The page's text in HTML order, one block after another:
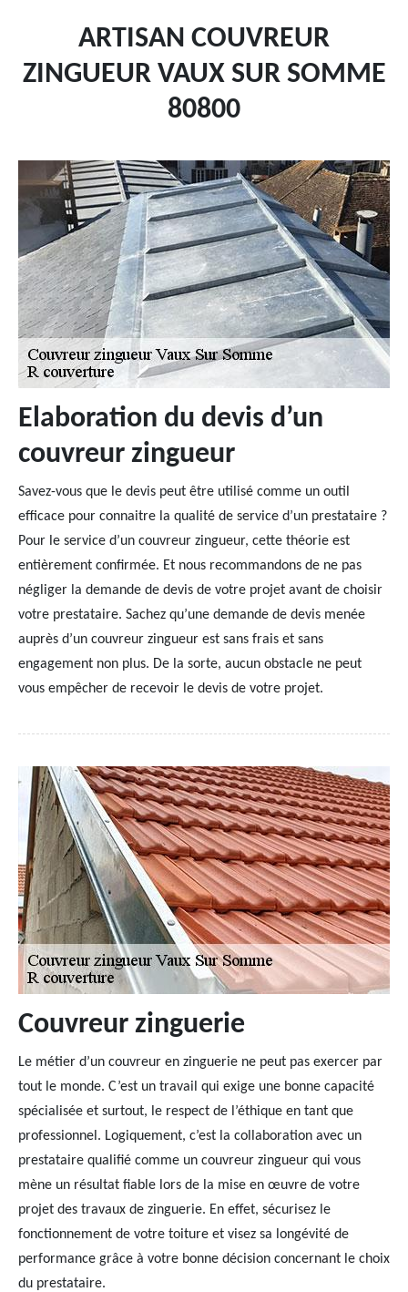
ARTISAN COUVREUR
ZINGUEUR VAUX SUR SOMME
80800
Elaboration du devis d’un
couvreur zingueur
Savez-vous que le devis peut être utilisé comme un outil
efficace pour connaitre la qualité de service d’un prestataire ?
Pour le service d’un couvreur zingueur, cette théorie est
entièrement confirmée. Et nous recommandons de ne pas
négliger la demande de devis de votre projet avant de choisir
votre prestataire. Sachez qu’une demande de devis menée
auprès d’un couvreur zingueur est sans frais et sans
engagement non plus. De la sorte, aucun obstacle ne peut
vous empêcher de recevoir le devis de votre projet.
Couvreur zinguerie
Le métier d’un couvreur en zinguerie ne peut pas exercer par
tout le monde. C’est un travail qui exige une bonne capacité
spécialisée et surtout, le respect de l’éthique en tant que
professionnel. Logiquement, c’est la collaboration avec un
prestataire qualifié comme un couvreur zingueur qui vous
mène un résultat fiable lors de la mise en œuvre de votre
projet des travaux de zinguerie. En effet, sécurisez le
fonctionnement de votre toiture et visez sa longévité de
performance grâce à votre bonne décision concernant le choix
du prestataire.